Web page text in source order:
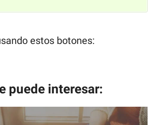
estos botones:
puede interesar: